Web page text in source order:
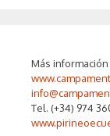
Más información
Tel. (+34) 974